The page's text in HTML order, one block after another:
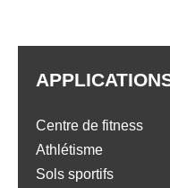
Centre de fitness
Athlétisme
Sols sportifs